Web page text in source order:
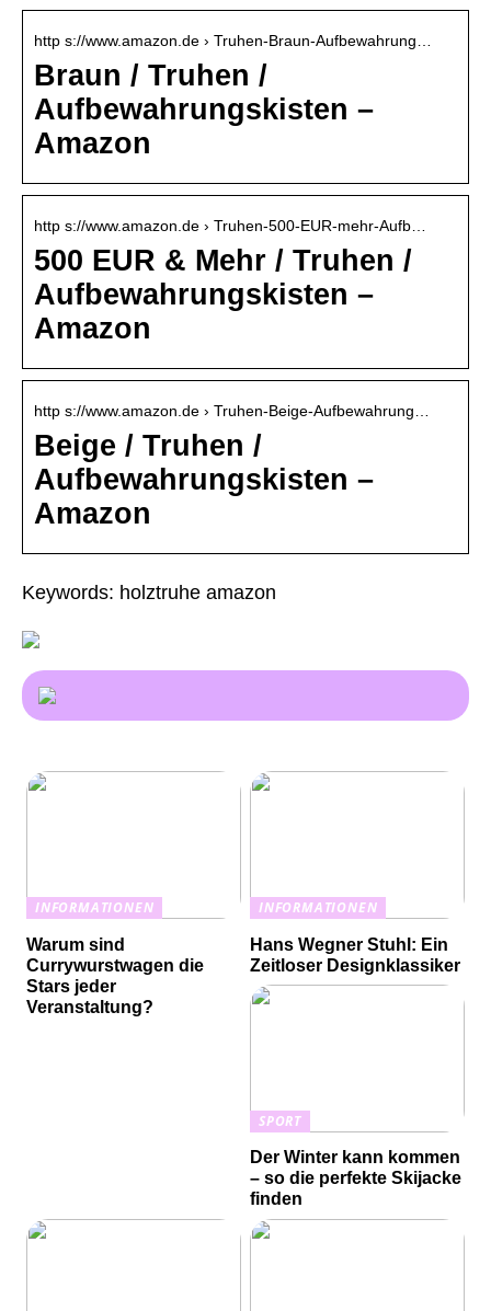
http s://www.amazon.de › Truhen-Braun-Aufbewahrung…
Braun / Truhen /
Aufbewahrungskisten –
Amazon
http s://www.amazon.de › Truhen-500-EUR-mehr-Aufb…
500 EUR & Mehr / Truhen /
Aufbewahrungskisten –
Amazon
http s://www.amazon.de › Truhen-Beige-Aufbewahrung…
Beige / Truhen /
Aufbewahrungskisten –
Amazon
Keywords: holztruhe amazon
INFORMATIONEN
Warum sind
Currywurstwagen die
Stars jeder
Veranstaltung?
INFORMATIONEN
Hans Wegner Stuhl: Ein
Zeitloser Designklassiker
SPORT
Der Winter kann kommen
– so die perfekte Skijacke
finden